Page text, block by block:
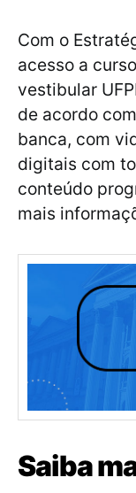
Com o
acesso a
vestibular
de acordo
banca, com
digitais com
conteúdo
mais
Saiba